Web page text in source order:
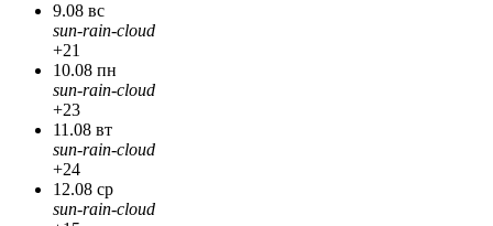
9.08 вс
sun-rain-cloud
+21
10.08 пн
sun-rain-cloud
+23
11.08 вт
sun-rain-cloud
+24
12.08 ср
sun-rain-cloud